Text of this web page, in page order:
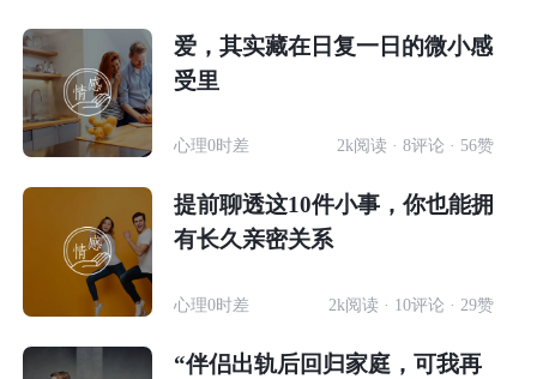
爱，其实藏在日复一日的微小感
受里
心理0时差 2k阅读 · 8评论 · 56赞
提前聊透这10件小事，你也能拥
有长久亲密关系
心理0时差 2k阅读 · 10评论 · 29赞
“伴侣出轨后回归家庭，可我再